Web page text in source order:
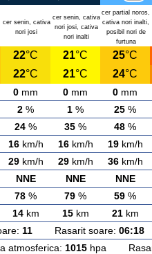
cer senin, cativa
nori josi
cer senin, cativa
nori josi, cativa
nori inalti
cer partial noros,
cativa nori inalti,
posibil nori de
furtuna
22°C 21°C 25°C
22°C 21°C 24°C
0 mm 0 mm 0 mm
2 % 1 % 25 %
24 % 35 % 48 %
16km/h 16km/h 19km/h
29km/h 29km/h 36km/h
NNE NNE NNE
78 % 79 % 59 %
14km 15km 21km
11 Rasarit soare: 06:18
1015hpa